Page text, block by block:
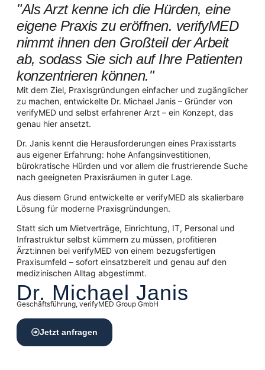
"Als Arzt kenne ich die Hürden, eine
eigene Praxis zu eröffnen. verifyMED
nimmt ihnen den Großteil der Arbeit
ab, sodass Sie sich auf Ihre Patienten
konzentrieren können."
Mit dem Ziel, Praxisgründungen einfacher und zugänglicher
zu machen, entwickelte Dr. Michael Janis – Gründer von
verifyMED und selbst erfahrener Arzt – ein Konzept, das
genau hier ansetzt.
Dr. Janis kennt die Herausforderungen eines Praxisstarts
aus eigener Erfahrung: hohe Anfangsinvestitionen,
bürokratische Hürden und vor allem die frustrierende Suche
nach geeigneten Praxisräumen in guter Lage.
Aus diesem Grund entwickelte er verifyMED als skalierbare
Lösung für moderne Praxisgründungen.
Statt sich um Mietverträge, Einrichtung, IT, Personal und
Infrastruktur selbst kümmern zu müssen, profitieren
Ärzt:innen bei verifyMED von einem bezugsfertigen
Praxisumfeld – sofort einsatzbereit und genau auf den
medizinischen Alltag abgestimmt.
Dr. Michael Janis
Geschäftsführung, verifyMED Group GmbH
Jetzt anfragen